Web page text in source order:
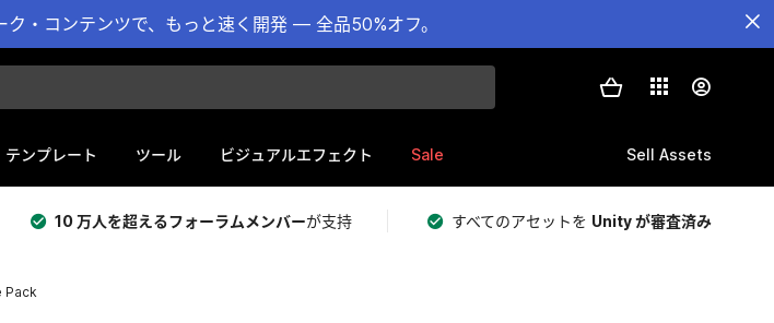
・コンテンツで、もっと速く開発 — 全品50%オフ。
テンプレート ツール ビジュアルエフェクト Sale Sell Assets
10 万人を超えるフォーラムメンバーが支持 すべてのアセットを Unity が審査済み
Pack